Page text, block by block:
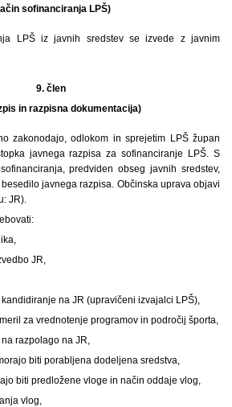
sofinanciranja LPŠ)
LPŠ iz javnih sredstev se izvede z javnim
9. člen
in razpisna dokumentacija)
zakonodajo, odlokom in sprejetim LPŠ župan
javnega razpisa za sofinanciranje LPŠ. S
predviden obseg javnih sredstev,
javnega razpisa. Občinska uprava objavi
JR).
JR,
na JR (upravičeni izvajalci LPŠ),
za vrednotenje programov in področij športa,
razpolago na JR,
biti porabljena dodeljena sredstva,
biti predložene vloge in način oddaje vlog,
vlog,